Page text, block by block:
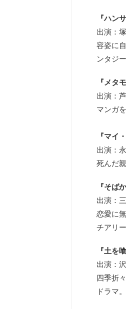
『ハン
出演：
容姿に
ンタジ
『メタ
出演：
マンガ
『マイ
出演：
死んだ
『そば
出演：
恋愛に
チアリ
『土を
出演：
四季折
ドラマ。